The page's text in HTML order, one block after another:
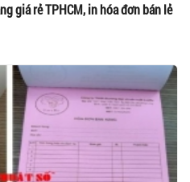
giá rẻ TPHCM, in hóa đơn bán lẻ